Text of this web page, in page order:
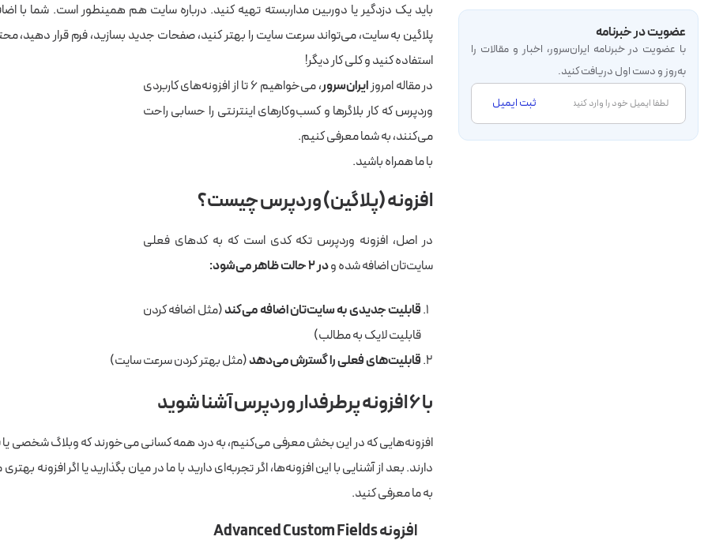
عضویت در خبرنامه
با عضویت در خبرنامه‌ ایران‌سرور، اخبار و مقالات را
به‌روز و دست اول دریافت کنید.
ثبت ایمیل
باید یک دزدگیر یا دوربین مداربسته تهیه کنید. درباره سایت هم همینطور است. شما با
پلاگین به سایت، می‌تواند سرعت سایت را بهتر کنید، صفحات جدید بسازید، فرم قرار دهید،
استفاده کنید و کلی کار دیگر!
در مقاله امروزایران‌سرور
، می‌خواهیم ۶ تا از افزونه‌های کاربردی
وردپرس که کار بلاگرها و کسب‌وکارهای اینترنتی را حسابی راحت
می‌کنند، به شما معرفی کنیم.
با ما همراه باشید.
افزونه (پلاگین) وردپرس چیست؟
در اصل، افزونه وردپرس تکه کدی است که به کدهای فعلی
سایت‌تان اضافه شده ودر ۲ حالت ظاهر می‌شود:
قابلیت جدیدی به سایت‌تان اضافه می‌کند(مثل اضافه کردن
قابلیت لایک به مطالب)
قابلیت‌های فعلی را گسترش می‌دهد(مثل بهتر کردن سرعت سایت)
با ۶ افزونه پرطرفدار وردپرس آشنا شوید
افزونه‌هایی که در این بخش معرفی می‌کنیم، به درد همه کسانی می‌خورند که وبلاگ شخصی یا
دارند. بعد از آشنایی با این افزونه‌ها، اگر تجربه‌ای دارید با ما در میان بگذارید یا اگر افزونه
به ما معرفی کنید.
افزونه Advanced Custom Fields